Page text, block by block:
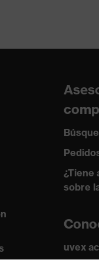
Modacrílico, 42 %
Viscosa FR,
Viscosa FR, 33 %
normal
¿Tiene
sobre
uvex